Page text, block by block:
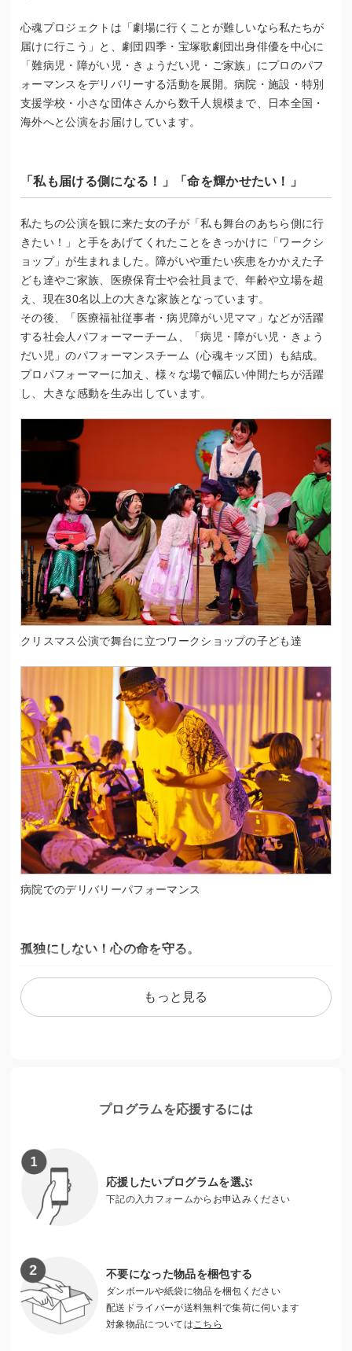
心魂プロジェクトは「劇場に行くことが難しいなら私たちが
届けに行こう」と、劇団四季・宝塚歌劇団出身俳優を中心に
「難病児・障がい児・きょうだい児・ご家族」にプロのパフ
ォーマンスをデリバリーする活動を展開。病院・施設・特別
支援学校・小さな団体さんから数千人規模まで、日本全国・
海外へと公演をお届けしています。
「私も届ける側になる！」「命を輝かせたい！」
私たちの公演を観に来た女の子が「私も舞台のあちら側に行
きたい！」と手をあげてくれたことをきっかけに「ワークシ
ョップ」が生まれました。障がいや重たい疾患をかかえた子
ども達やご家族、医療保育士や会社員まで、年齢や立場を超
え、現在30名以上の大きな家族となっています。
その後、「医療福祉従事者・病児障がい児ママ」などが活躍
する社会人パフォーマーチーム、「病児・障がい児・きょう
だい児」のパフォーマンスチーム（心魂キッズ団）も結成。
プロパフォーマーに加え、様々な場で幅広い仲間たちが活躍
し、大きな感動を生み出しています。
クリスマス公演で舞台に立つワークショップの子ども達
病院でのデリバリーパフォーマンス
孤独にしない！心の命を守る。
2020年新型コロナウイルス感染拡大以降、「心の孤独」を防
ぐためにほぼ毎日オンライン配信を継続しています。
かけあう「場」が生まれていました。あなたは「ひとりじゃ
活動を通して私たちはこれからも難病児・障がい児・きょう
だい児・ご家族と共に生きていきます。
みなさまのご支援が、子ども達の心の笑顔につながります。
ご協力よろしくお願いいたします。
ださい。
https://www.facebook.com/cocorodama
NPO法人 心魂プロジェクト 公式HP
もっと見る
プログラムを応援するには
応援したいプログラムを選ぶ
下記の入力フォームからお申込みください
不要になった物品を梱包する
ダンボールや紙袋に物品を梱包ください
配送ドライバーが送料無料で集荷に伺います
対象物品については こちら